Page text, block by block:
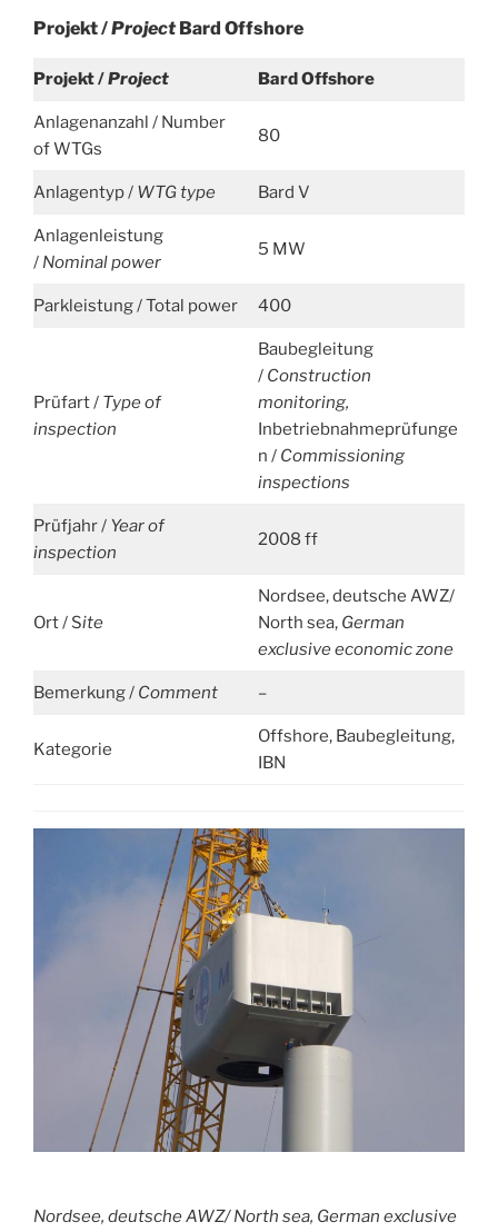
Projekt /ProjectBard Offshore
Projekt /Project Bard Offshore
Anlagenanzahl / Number
of WTGs
80
Anlagentyp / WTG type Bard V
Anlagenleistung
/ Nominal power
5 MW
Parkleistung / Total power 400
Prüfart / Type of
inspection
Baubegleitung
/ Construction
monitoring,
Inbetriebnahmeprüfunge
n / Commissioning
inspections
Prüfjahr / Year of
inspection
2008 ff
Ort / Site
Nordsee, deutsche AWZ/
North sea, German
exclusive economic zone
Bemerkung / Comment –
Kategorie
Offshore, Baubegleitung,
IBN
Nordsee, deutsche AWZ/ North sea, German exclusive